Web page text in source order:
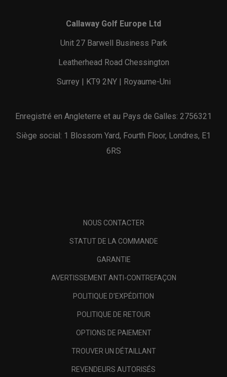
Callaway Golf Europe Ltd
Unit 27 Barwell Business Park
Leatherhead Road Chessington
Surrey | KT9 2NY | Royaume-Uni
Enregistré en Angleterre et au Pays de Galles: 2756321
Siège social: 1 Blossom Yard, Fourth Floor, Londres, E1
6RS
NOUS CONTACTER
STATUT DE LA COMMANDE
GARANTIE
AVERTISSEMENT ANTI-CONTREFAÇON
POLITIQUE D'EXPÉDITION
POLITIQUE DE RETOUR
OPTIONS DE PAIEMENT
TROUVER UN DÉTAILLANT
REVENDEURS AUTORISÉS